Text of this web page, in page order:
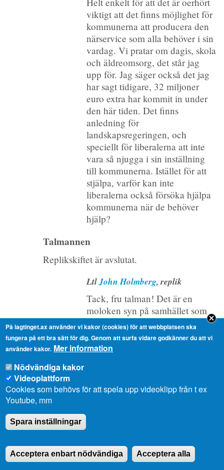
viktigt att det finns möjlighet för
kommunerna att producera den
närservice som alla behöver i sin
vardag. Vi pratar om dagis, skola
och äldreomsorg, det står jag
upp för. Jag säger också det jag
har sagt tidigare, 32 miljoner
euro extra har kommit in under
den här tiden. Det finns
anledning för
landskapsregeringen, och
speciellt för liberalerna att inte
vara så njugga i sin inställning
till kommunerna. Istället för att
stjälpa, varför kan inte
liberalerna också försöka hjälpa
kommunerna när de behöver
hjälp?
Talmannen
Replikskiftet är avslutat.
LtlJohn Holmberg, replik
Tack, fru talman! Det är en
moloken syn på samhället som
vtm Thörnroos för fram. Jag
hoppas att anekdoten om Astrid
Lindgren och pomperipossa bara
konkurrenskraftpaket som vi ger
skola, vård och omsorg.
Förutsättningar för att kunna ha
På lagtinget.ax använder vi kakor (cookies) för att webbplatsen ska
fungera på ett bra sätt för dig. Genom att surfa vidare godkänner du att vi
använder kakor. Mer information
Nödvändiga kakor
Videoplattform
Cookies som behövs för att spela upp videoklipp från t ex
Youtube, mm
Spara inställningar
Acceptera enbart nödvändiga Acceptera alla